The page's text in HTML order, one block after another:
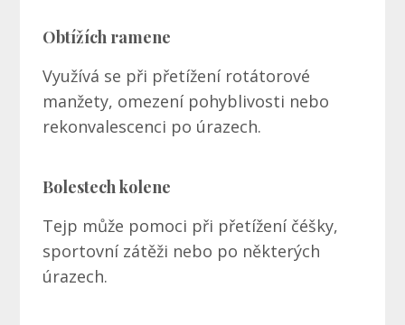
Obtížích ramene
Využívá se při přetížení rotátorové
manžety, omezení pohyblivosti nebo
rekonvalescenci po úrazech.
Bolestech kolene
Tejp může pomoci při přetížení čéšky,
sportovní zátěži nebo po některých
úrazech.